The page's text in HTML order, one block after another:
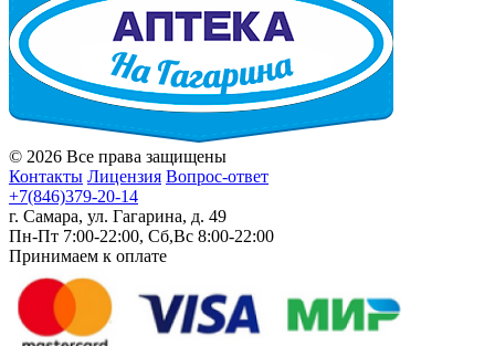
© 2026 Все права защищены
Контакты Лицензия Вопрос-ответ
+7(846)379-20-14
г. Самара, ул. Гагарина, д. 49
Пн-Пт 7:00-22:00, Сб,Вс 8:00-22:00
Принимаем к оплате